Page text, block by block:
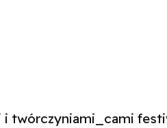
twórczyniami_cami